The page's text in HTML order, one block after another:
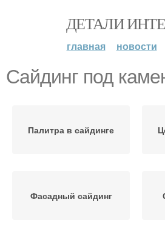
ДЕТАЛИ
главная новости
Сайдинг под
Палитра в сайдинге
Фасадный сайдинг